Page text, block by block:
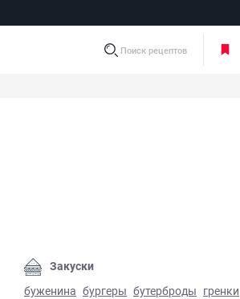
Поиск рецептов
чизкейк - фото готового блюда
Закуски
буженина бургеры бутерброды гренки